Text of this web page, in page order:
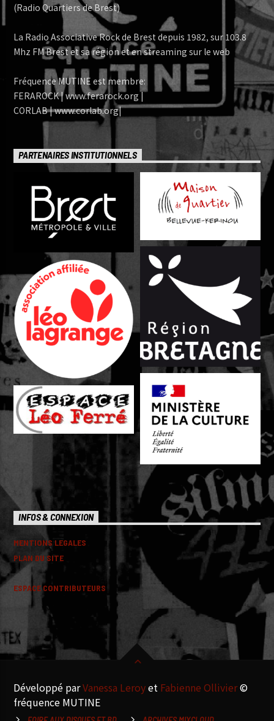
(Radio Quartiers de Brest)
La Radio Associative Rock de Brest depuis 1982, sur 103.8
Mhz FM Brest et sa région et en streaming sur le web
Fréquence MUTINE est membre:
FERAROCK | www.ferarock.org |
CORLAB | www.corlab.org|
PARTENAIRES INSTITUTIONNELS
INFOS & CONNEXION
MENTIONS LEGALES
PLAN DU SITE
ESPACE CONTRIBUTEURS
Développé parVanessa Leroyet Fabienne Ollivier©
fréquence MUTINE